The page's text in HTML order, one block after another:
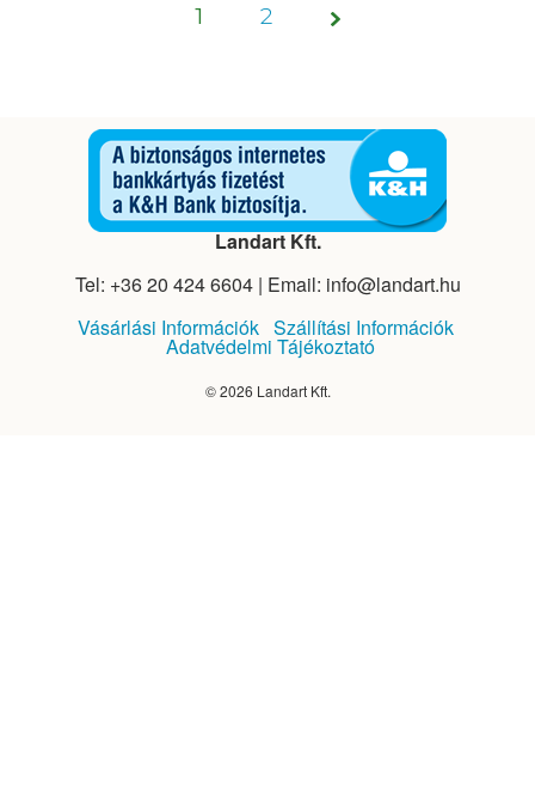
Page
1 2
Landart Kft.
Tel: +36 20 424 6604 | Email: info@landart.hu
Vásárlási Információk Szállítási Információk
Adatvédelmi Tájékoztató
© 2026 Landart Kft.